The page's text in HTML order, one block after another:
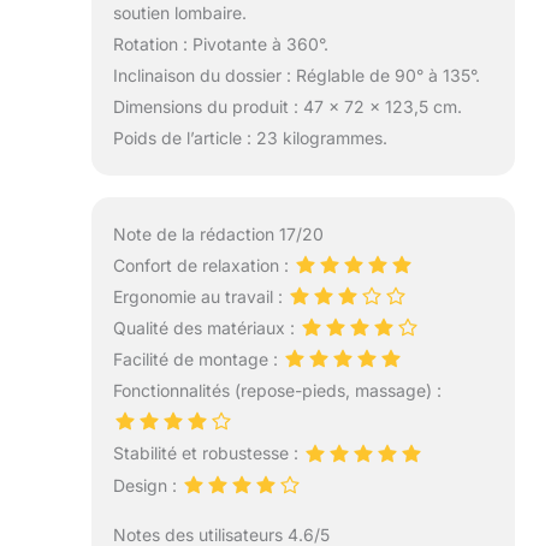
soutien lombaire.
Rotation : Pivotante à 360°.
Inclinaison du dossier : Réglable de 90° à 135°.
Dimensions du produit : 47 x 72 x 123,5 cm.
Poids de l’article : 23 kilogrammes.
Note de la rédaction 17/20
Confort de relaxation :
Ergonomie au travail :
Qualité des matériaux :
Facilité de montage :
Fonctionnalités (repose-pieds, massage) :
Stabilité et robustesse :
Design :
Notes des utilisateurs 4.6/5